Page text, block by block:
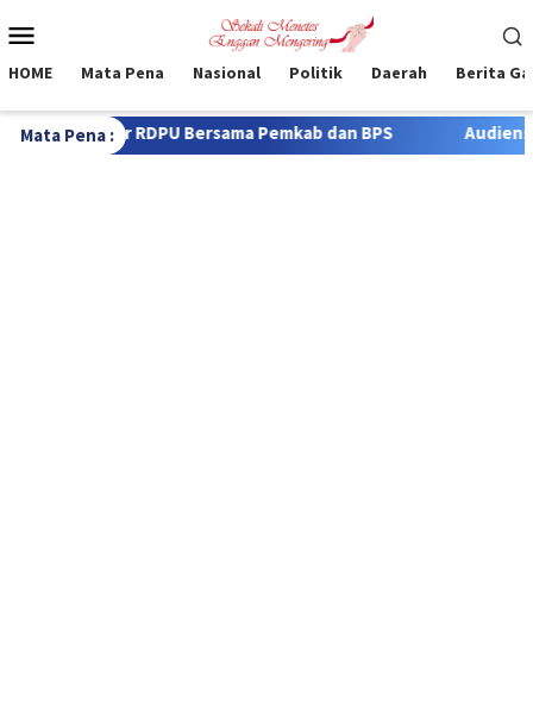
ke
Mobile
HOME Mata Pena Nasional Politik Daerah Berita
Mata Pena :
dan BPS Audiensi Perdana dengan Wartawan,